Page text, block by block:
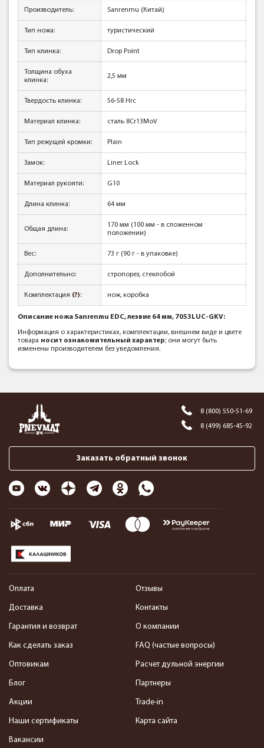
Производитель: Sanrenmu (Китай)
Тип ножа: туристический
Тип клинка: Drop Point
Толщина обуха
клинка:
2,5 мм
Твердость клинка: 56-58 Hrc
Материал клинка: сталь 8Cr13MoV
Тип режущей кромки: Plain
Замок: Liner Lock
Материал рукояти: G10
Длина клинка: 64 мм
Общая длина:
170 мм (100 мм - в сложенном
положении)
Вес: 73 г (90 г - в упаковке)
Дополнительно: стропорез, стеклобой
Комплектация (?): нож, коробка
Описание ножа Sanrenmu EDC, лезвие 64 мм, 7053LUC-GKV:
Информация о характеристиках, комплектации, внешнем виде и цвете
товара носит ознакомительный характер; они могут быть
изменены производителем без уведомления.
8 (800) 550-51-69
8 (499) 685-45-92
Заказать обратный звонок
Оплата
Доставка
Гарантия и возврат
Как сделать заказ
Оптовикам
Блог
Акции
Наши сертификаты
Вакансии
Отзывы
Контакты
О компании
FAQ (частые вопросы)
Расчет дульной энергии
Партнеры
Trade-in
Карта сайта